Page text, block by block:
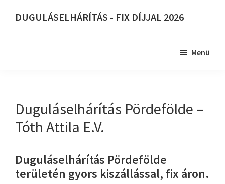
DUGULÁSELHÁRÍTÁS - FIX DÍJJAL 2026
Menü
Duguláselhárítás Pördefölde –
Tóth Attila E.V.
Duguláselhárítás Pördefölde
területén gyors kiszállással, fix áron.